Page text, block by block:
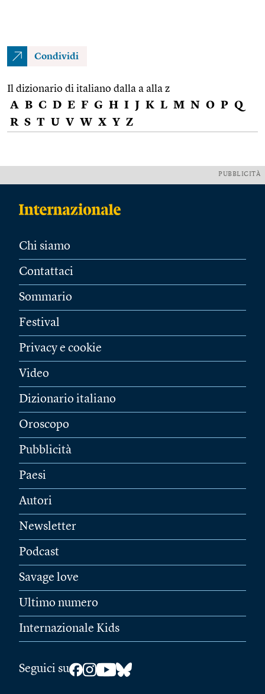
Condividi
Il dizionario di italiano dalla a alla z
A B C D E F G H I J K L M N O P Q
R S T U V W X Y Z
PUBBLICITÀ
Chi siamo
Contattaci
Sommario
Festival
Privacy e cookie
Video
Dizionario italiano
Oroscopo
Pubblicità
Paesi
Autori
Newsletter
Podcast
Savage love
Ultimo numero
Internazionale Kids
Seguici su